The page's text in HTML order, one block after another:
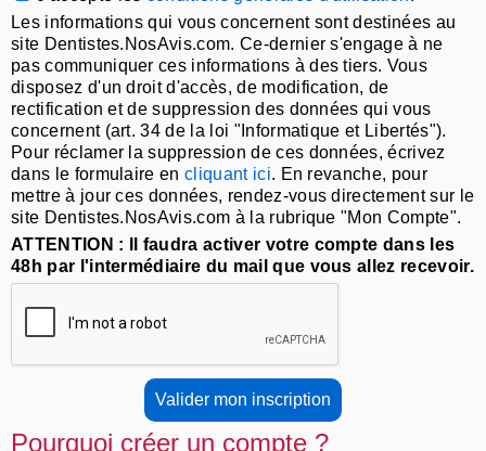
Les informations qui vous concernent sont destinées au
site Dentistes.NosAvis.com. Ce-dernier s'engage à ne
pas communiquer ces informations à des tiers. Vous
disposez d'un droit d'accès, de modification, de
rectification et de suppression des données qui vous
concernent (art. 34 de la loi "Informatique et Libertés").
Pour réclamer la suppression de ces données, écrivez
dans le formulaire encliquant ici. En revanche, pour
mettre à jour ces données, rendez-vous directement sur le
site Dentistes.NosAvis.com à la rubrique "Mon Compte".
ATTENTION : Il faudra activer votre compte dans les
48h par l'intermédiaire du mail que vous allez recevoir.
Pourquoi créer un compte ?